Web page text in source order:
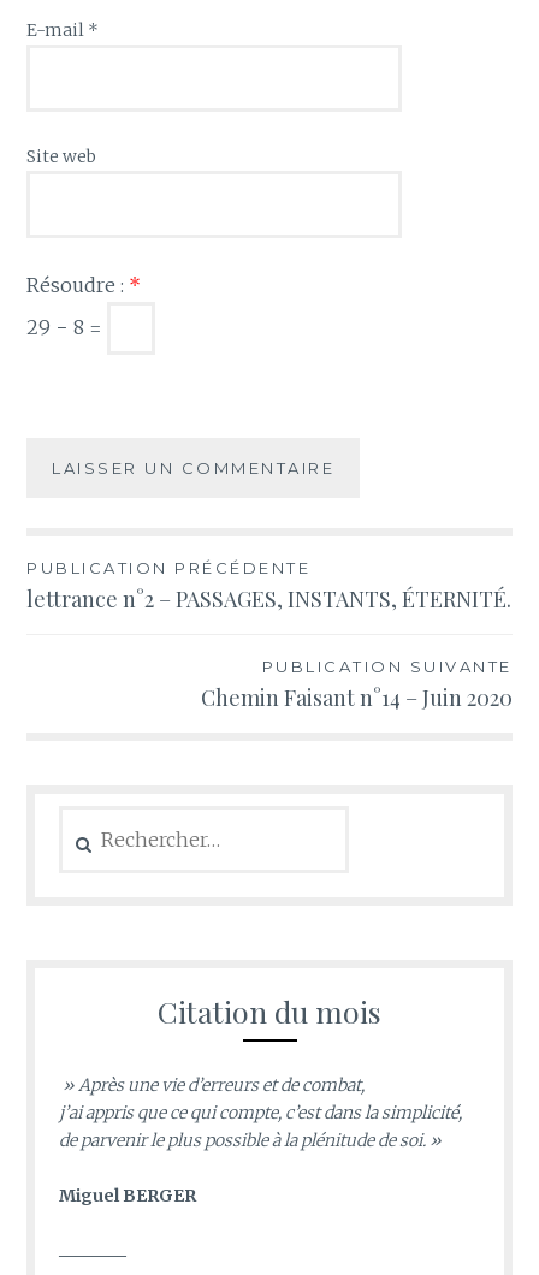
E-mail *
Site web
Résoudre : *
29 − 8 =
Navigation
de
PUBLICATION PRÉCÉDENTE
lettrance n°2 – PASSAGES, INSTANTS, ÉTERNITÉ.
PUBLICATION SUIVANTE
Chemin Faisant n°14 – Juin 2020
Citation du mois
» Après une vie d’erreurs et de combat,
j’ai appris que ce qui compte, c’est dans la simplicité,
de parvenir le plus possible à la plénitude de soi. »
Miguel BERGER